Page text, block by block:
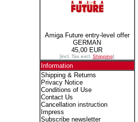
Amiga Future entry-level offer
GERMAN
45,00 EUR
[incl. Tax excl. Shipping]
Information
Shipping & Returns
Privacy Notice
Conditions of Use
Contact Us
Cancellation instruction
Impress
Subscribe newsletter